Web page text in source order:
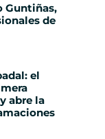
Guntiñas,
de
el
abre la